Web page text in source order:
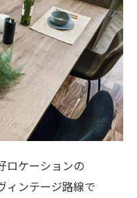
ロケーションの
ィンテージ路線で